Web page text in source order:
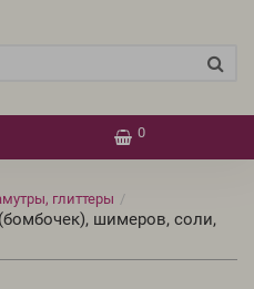
0
глиттеры
шимеров, соли,